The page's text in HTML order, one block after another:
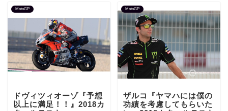
MotoGP
ドヴィツィオーゾ『予想
以上に満足！！』2018カ
MotoGP
ザルコ『ヤマハには僕の
功績を考慮してもらいた